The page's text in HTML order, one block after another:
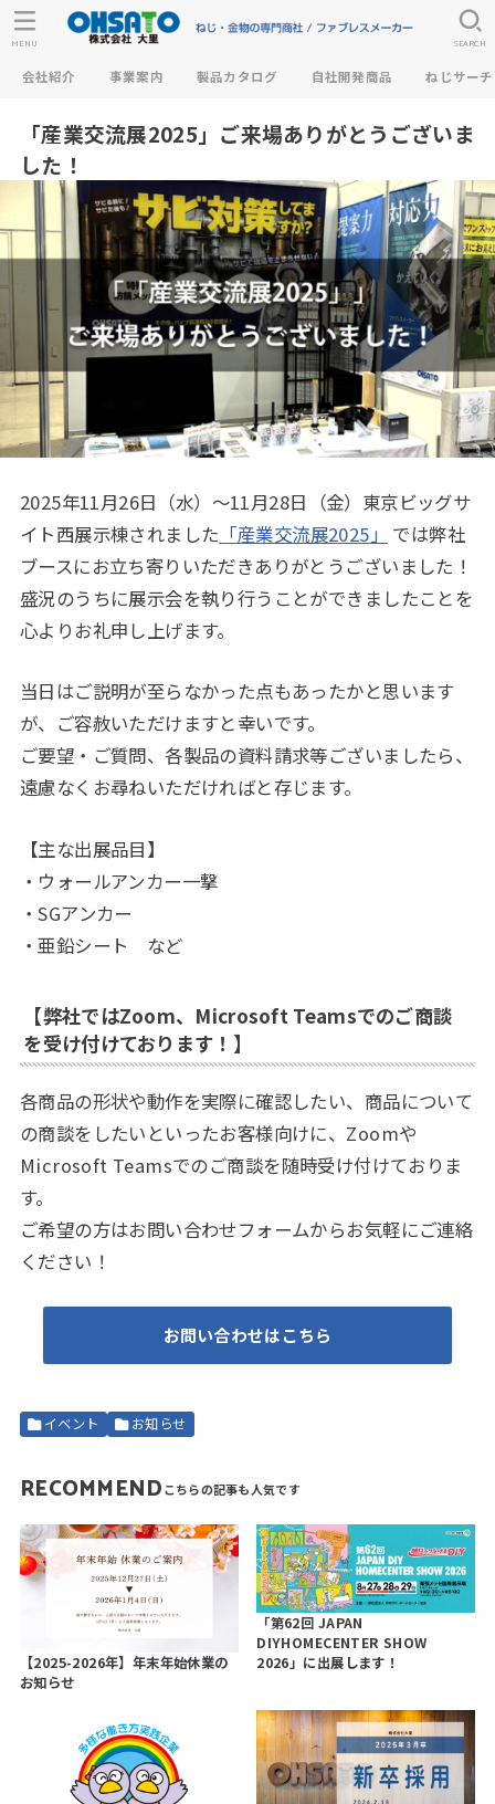
会社紹介 事業案内 製品カタログ 自社開発商品 ねじサーチ
SEARCH
MENU
「産業交流展2025」ご来場ありがとうございま
した！
2025年11月26日（水）～11月28日（金）東京ビッグサ
イト西展示棟されました 「産業交流展2025」
では弊社
ブースにお立ち寄りいただきありがとうございました！
盛況のうちに展示会を執り行うことができましたことを
心よりお礼申し上げます。
当日はご説明が至らなかった点もあったかと思います
が、ご容赦いただけますと幸いです。
ご要望・ご質問、各製品の資料請求等ございましたら、
遠慮なくお尋ねいただければと存じます。
【主な出展品目】
・ウォールアンカー一撃
・SGアンカー
・亜鉛シート など
【弊社ではZoom、Microsoft Teamsでのご商談
を受け付けております！】
各商品の形状や動作を実際に確認したい、商品について
の商談をしたいといったお客様向けに、Zoomや
Microsoft Teamsでのご商談を随時受け付けておりま
す。
ご希望の方はお問い合わせフォームからお気軽にご連絡
ください！
お問い合わせはこちら
イベント お知らせ
RECOMMEND
【2025-2026年】年末年始休業の
お知らせ
「第62回 JAPAN
DIYHOMECENTER SHOW
2026」に出展します！